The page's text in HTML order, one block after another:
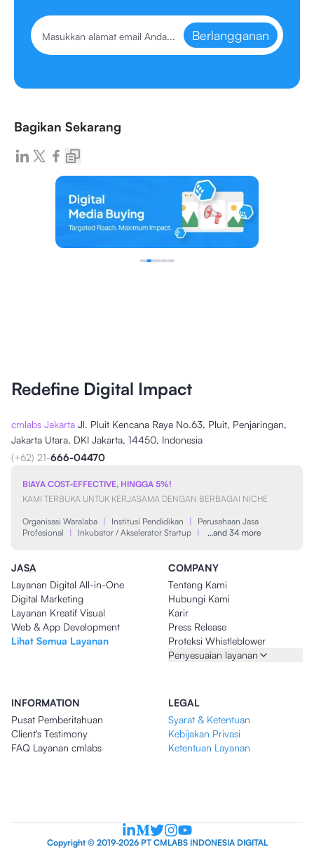
Berlangganan
Bagikan Sekarang
Redefine Digital Impact
cmlabs Jakarta Jl. Pluit Kencana Raya No.63, Pluit, Penjaringan,
Jakarta Utara, DKI Jakarta, 14450, Indonesia
(+62) 21-666-04470
BIAYA COST-EFFECTIVE, HINGGA 5%!
KAMI TERBUKA UNTUK KERJASAMA DENGAN BERBAGAI NICHE
Organisasi Waralaba | Institusi Pendidikan |
Perusahaan Jasa
Profesional
| Inkubator / Akselerator Startup | …and 34 more
JASA
Layanan Digital All-in-One
Digital Marketing
Layanan Kreatif Visual
Web & App Development
Lihat Semua Layanan
COMPANY
Tentang Kami
Hubungi Kami
Karir
Press Release
Proteksi Whistleblower
Penyesuaian layanan
INFORMATION
Pusat Pemberitahuan
Client's Testimony
FAQ Layanan cmlabs
LEGAL
Syarat & Ketentuan
Kebijakan Privasi
Ketentuan Layanan
Copyright © 2019-2026 PT CMLABS INDONESIA DIGITAL